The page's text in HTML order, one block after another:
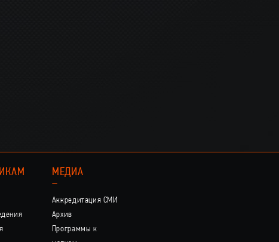
МЕДИА
–
Аккредитация СМИ
Архив
Программы к